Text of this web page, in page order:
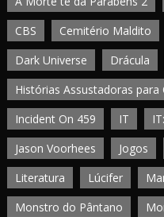
CBS
Cemitério Maldito
Dark Universe
Drácula
Histórias Assustadoras para
Incident On 459
IT
Jason Voorhees
Jogos
Literatura
Lúcifer
Monstro do Pântano